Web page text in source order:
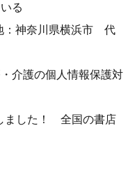
る
：神奈川県横浜市 代
介護の個人情報保護対
ました！ 全国の書店